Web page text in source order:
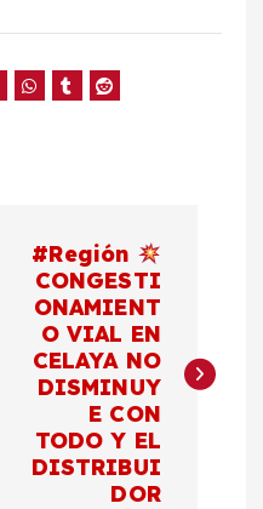
#Región
CONGESTI
ONAMIENT
O VIAL EN
CELAYA NO
DISMINUY
E CON
TODO Y EL
DISTRIBUI
DOR